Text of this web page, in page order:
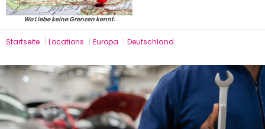
Wo Liebe keine Grenzen kennt.
Startseite | Locations | Europa | Deutschland